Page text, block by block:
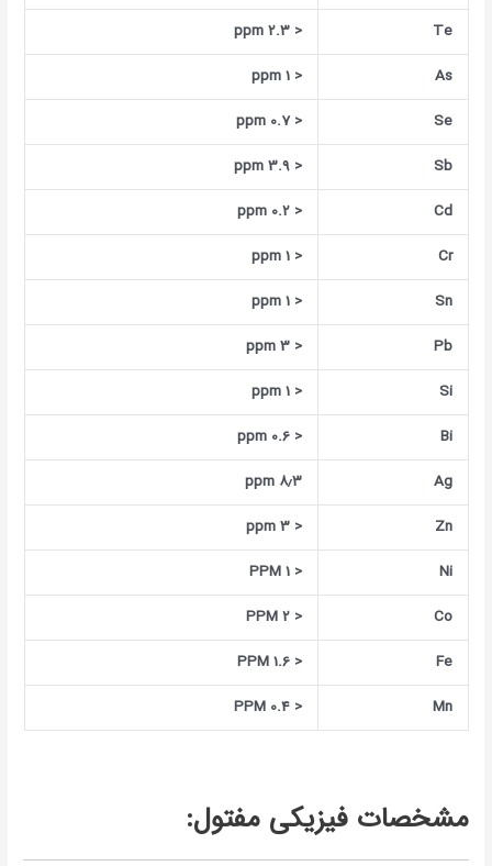
Te
< 2.3 ppm
As
< 1 ppm
Se
< 0.7 ppm
Sb
< 3.9 ppm
Cd
< 0.2 ppm
Cr
< 1 ppm
Sn
< 1 ppm
Pb
< 3 ppm
Si
< 1 ppm
Bi
< 0.6 ppm
Ag
۸٫۳ ppm
Zn
< 3 ppm
Ni
< 1 PPM
Co
< 2 PPM
Fe
< 1.6 PPM
Mn
< 0.4 PPM
مشخصات فیزیکی مفتول: